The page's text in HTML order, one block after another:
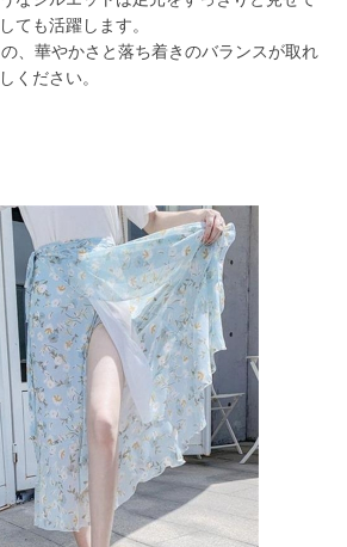
ても活躍します。
、華やかさと落ち着きのバランスが取れ
ください。